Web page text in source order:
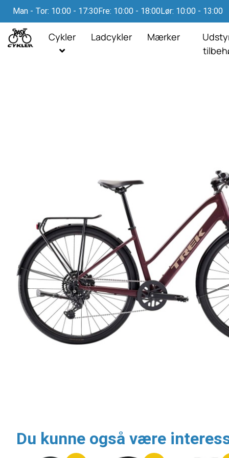
Man - Tor: 10:00 - 17:30Fre: 10:00 - 18:00Lør: 10:00 - 13:00
Cykler Ladcykler Mærker
Du kunne også være